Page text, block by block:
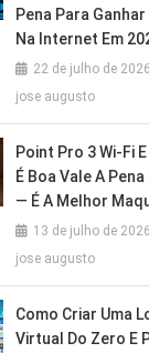
Pena Para
Na Internet Em
22 de julho de 2026
jose augusto
Point Pro 3 Wi‑Fi
É Boa Vale A
— É A Melhor
13 de julho de 2026
jose augusto
Como Criar Uma
Virtual Do Zero E